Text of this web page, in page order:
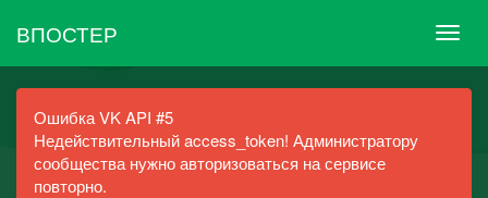
ВПОСТЕР
Ошибка VK API #5
Недействительный access_token! Администратору
сообщества нужно авторизоваться на сервисе
повторно.